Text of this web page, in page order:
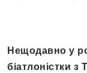
Нещодавно у
біатлоністки